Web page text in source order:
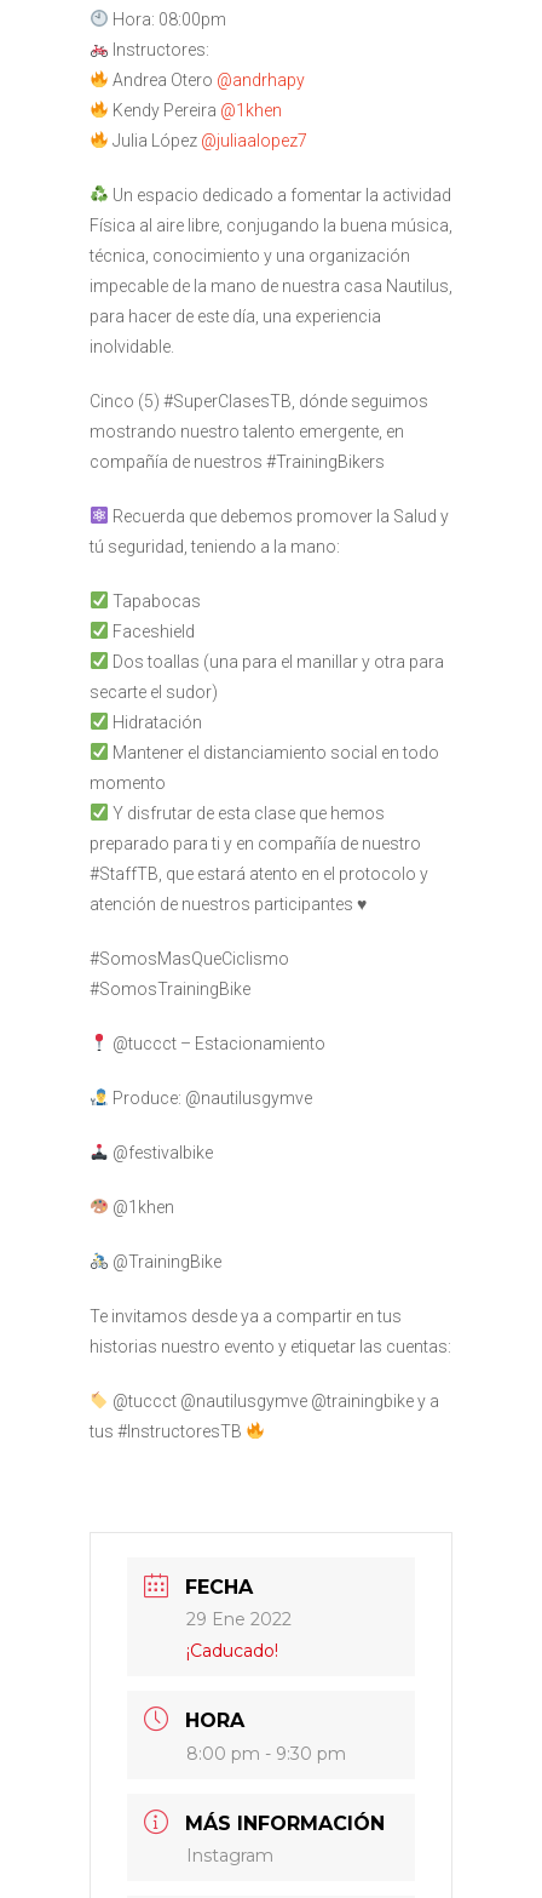
Hora: 08:00pm
Instructores:
Andrea Otero @andrhapy
Kendy Pereira @1khen
Julia López @juliaalopez7
Un espacio dedicado a fomentar la actividad
Física al aire libre, conjugando la buena música,
técnica, conocimiento y una organización
impecable de la mano de nuestra casa Nautilus,
para hacer de este día, una experiencia
inolvidable.
Cinco (5) #SuperClasesTB, dónde seguimos
mostrando nuestro talento emergente, en
compañía de nuestros #TrainingBikers
Recuerda que debemos promover la Salud y
tú seguridad, teniendo a la mano:
Tapabocas
Faceshield
Dos toallas (una para el manillar y otra para
secarte el sudor)
Hidratación
Mantener el distanciamiento social en todo
momento
Y disfrutar de esta clase que hemos
preparado para ti y en compañía de nuestro
#StaffTB, que estará atento en el protocolo y
atención de nuestros participantes ♥️
#SomosMasQueCiclismo
#SomosTrainingBike
@tuccct – Estacionamiento
Produce: @nautilusgymve
@festivalbike
@1khen
@TrainingBike
Te invitamos desde ya a compartir en tus
historias nuestro evento y etiquetar las cuentas:
@tuccct @nautilusgymve @trainingbike y a
tus #InstructoresTB
FECHA
29 Ene 2022
¡Caducado!
HORA
8:00 pm - 9:30 pm
MÁS INFORMACIÓN
Instagram